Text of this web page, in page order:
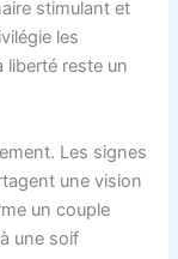
stimulant et
les
liberté reste un
Les signes
une vision
un couple
une soif